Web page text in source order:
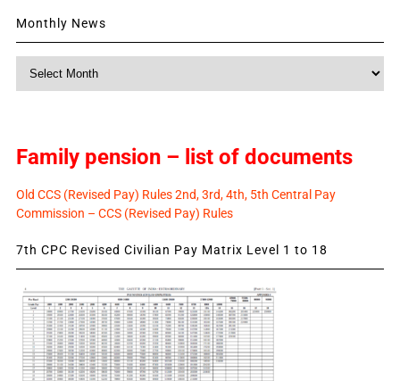
Monthly News
Family pension – list of documents
Old CCS (Revised Pay) Rules 2nd, 3rd, 4th, 5th Central Pay
Commission – CCS (Revised Pay) Rules
7th CPC Revised Civilian Pay Matrix Level 1 to 18